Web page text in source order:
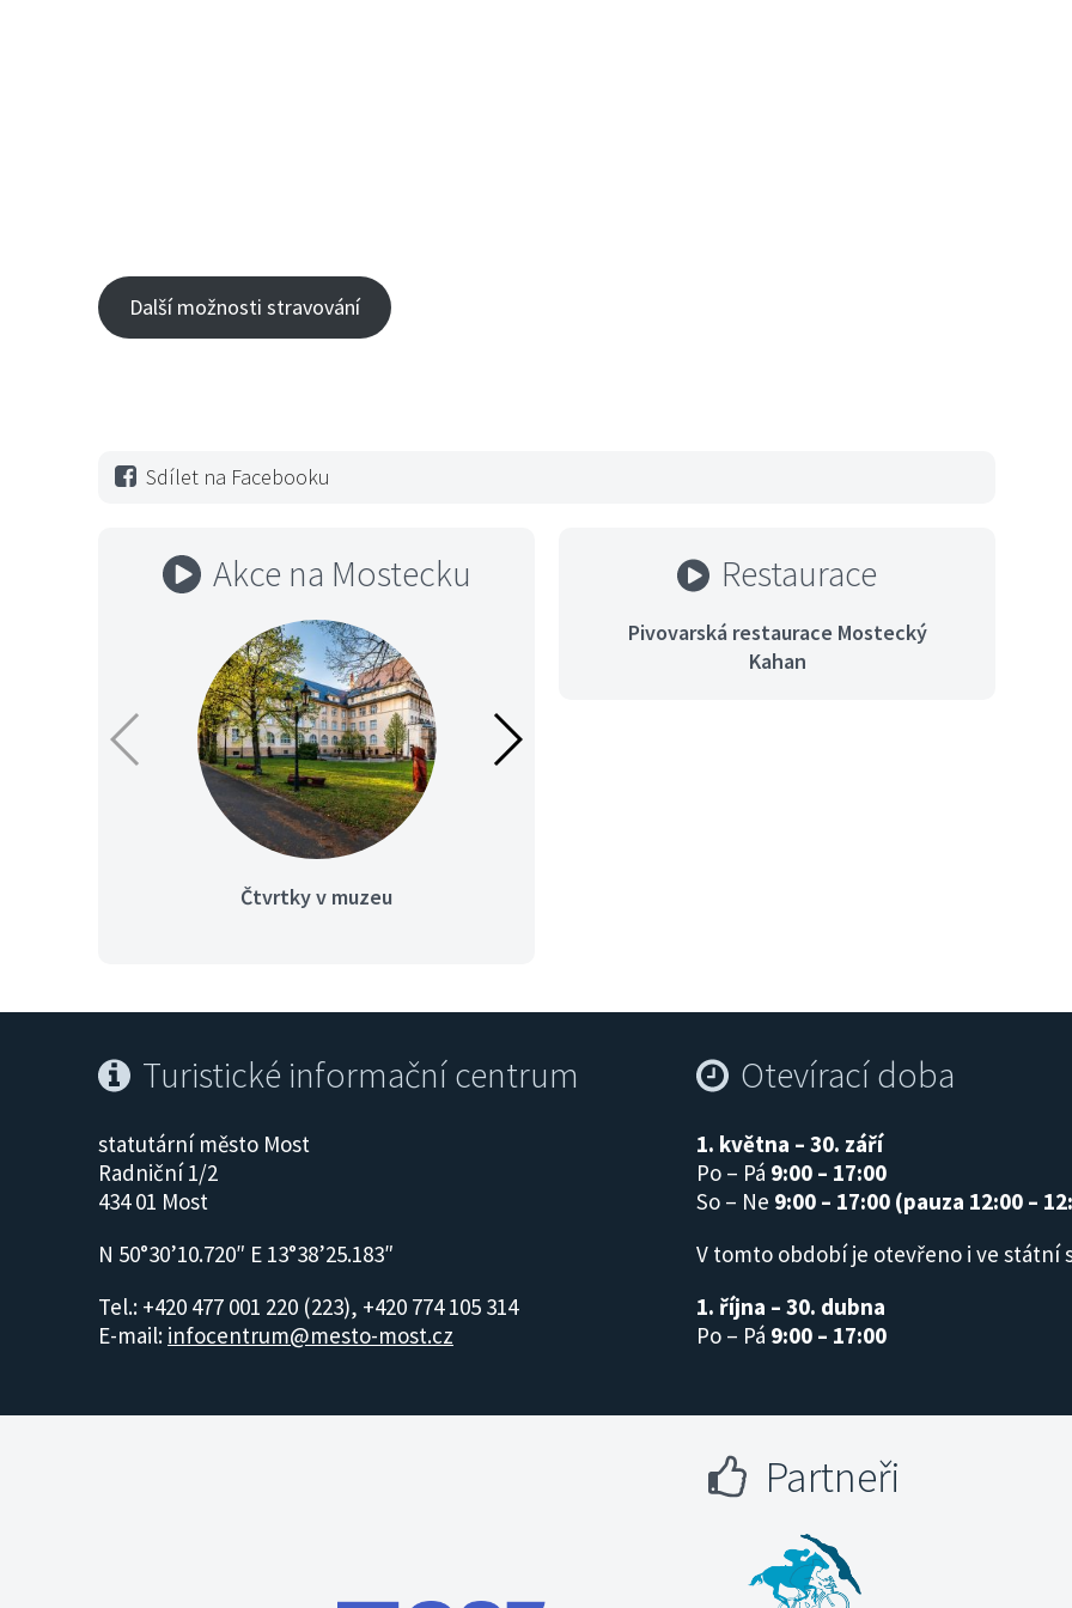
Další možnosti stravování
Sdílet na Facebooku
Akce na Mostecku
Čtvrtky v muzeu
Restaurace
Pivovarská restaurace Mostecký
Kahan
Turistické informační centrum
statutární město Most
Radniční 1/2
434 01 Most
N 50°30’10.720″ E 13°38’25.183″
Tel.: +420 477 001 220 (223), +420 774 105 314
E-mail: infocentrum@mesto-most.cz
Otevírací doba
1. května – 30. září
Po – Pá 9:00 – 17:00
So – Ne 9:00 – 17:00 (pauza 12:00 –
V tomto období je otevřeno i ve státní
1. října – 30. dubna
Po – Pá 9:00 – 17:00
Partneři